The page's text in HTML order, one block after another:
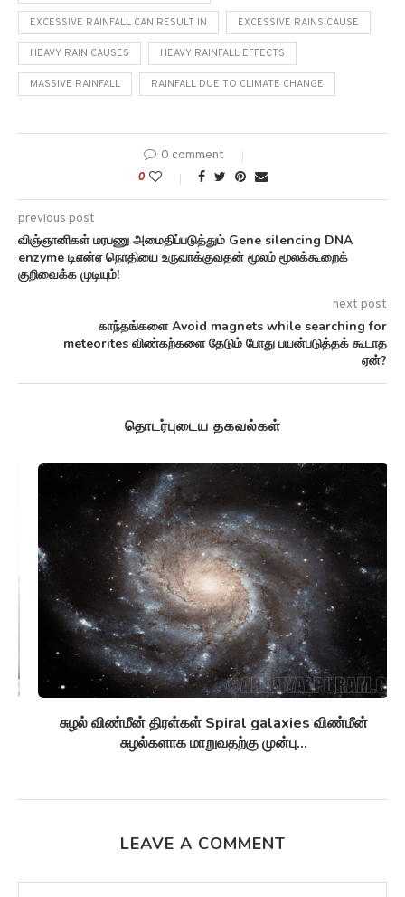
EXCESSIVE RAINFALL CAN RESULT IN EXCESSIVE RAINS CAUSE
HEAVY RAIN CAUSES HEAVY RAINFALL EFFECTS
MASSIVE RAINFALL RAINFALL DUE TO CLIMATE CHANGE
0 comment
0
previous post
விஞ்ஞானிகள் மரபணு அமைதிப்படுத்தும் Gene silencing DNA
enzyme டிஎன்ஏ நொதியை உருவாக்குவதன் மூலம் மூலக்கூறைக்
குறிவைக்க முடியும்!
next post
காந்தங்களை Avoid magnets while searching for
meteorites விண்கற்களை தேடும் போது பயன்படுத்தக் கூடாத
ஏன்?
தொடர்புடைய தகவல்கள்
சுழல் விண்மீன் திரள்கள் Spiral galaxies விண்மீன்
சுழல்களாக மாறுவதற்கு முன்பு...